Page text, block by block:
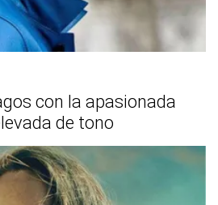
con la apasionada
de tono